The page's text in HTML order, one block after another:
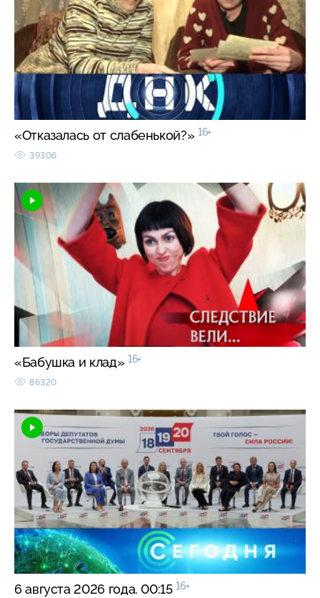
«Отказалась от слабенькой?» 16+
39306
«Бабушка и клад» 16+
86320
6 августа 2026 года. 00:15 16+